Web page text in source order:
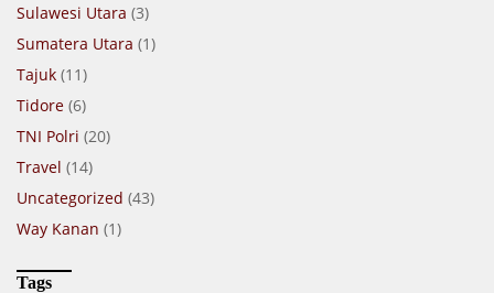
Sulawesi Utara (3)
Sumatera Utara (1)
Tajuk (11)
Tidore (6)
TNI Polri (20)
Travel (14)
Uncategorized (43)
Way Kanan (1)
Tags